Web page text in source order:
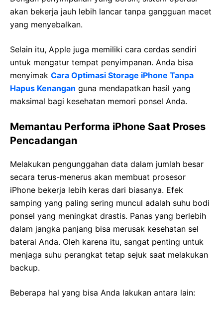
akan bekerja jauh lebih lancar tanpa gangguan macet
yang menyebalkan.
Selain itu, Apple juga memiliki cara cerdas sendiri
untuk mengatur tempat penyimpanan. Anda bisa
menyimak Cara Optimasi Storage iPhone Tanpa
Hapus Kenangan guna mendapatkan hasil yang
maksimal bagi kesehatan memori ponsel Anda.
Memantau Performa iPhone Saat Proses
Pencadangan
Melakukan pengunggahan data dalam jumlah besar
secara terus-menerus akan membuat prosesor
iPhone bekerja lebih keras dari biasanya. Efek
samping yang paling sering muncul adalah suhu bodi
ponsel yang meningkat drastis. Panas yang berlebih
dalam jangka panjang bisa merusak kesehatan sel
baterai Anda. Oleh karena itu, sangat penting untuk
menjaga suhu perangkat tetap sejuk saat melakukan
backup.
Beberapa hal yang bisa Anda lakukan antara lain: